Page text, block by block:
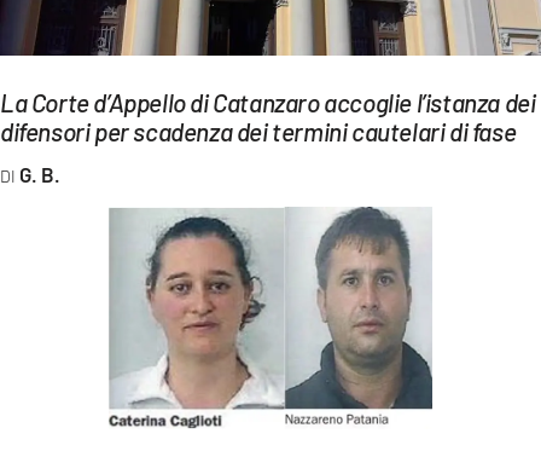
Streaming
LAC TV
LAC NETWORK
La Corte d’Appello di Catanzaro accoglie l’istanza dei
difensori per scadenza dei termini cautelari di fase
G. B.